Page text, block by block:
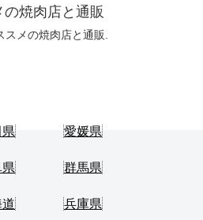
の焼肉店と通販
メの焼肉店と通販.
愛媛県
群馬県
兵庫県